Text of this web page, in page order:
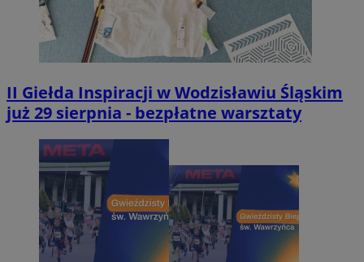
II Giełda Inspiracji w Wodzisławiu Śląskim
już 29 sierpnia - bezpłatne warsztaty